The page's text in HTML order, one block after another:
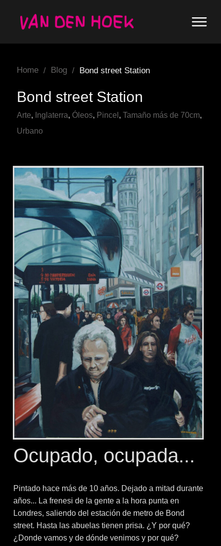
Home / Blog / Bond street Station
Bond street Station
Arte, Inglaterra, Óleos, Pincel , Tamaño más de 70cm,
Urbano
Ocupado, ocupada...
Pintado hace más de 10 años. Dejado a mitad durante
años... La frenesi de la gente a la hora punta en
Londres, saliendo del estación de metro de Bond
street. Hasta las abuelas tienen prisa. ¿Y por qué?
¿Donde vamos y de dónde venimos y por qué?